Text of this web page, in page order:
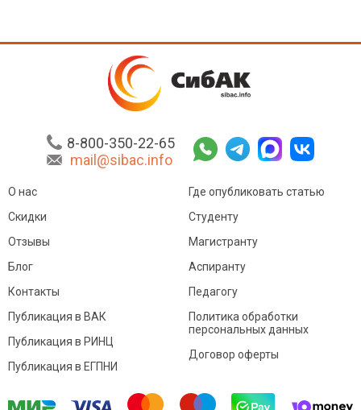
8-800-350-22-65
mail@sibac.info
О нас
Скидки
Отзывы
Блог
Контакты
Где опубликовать статью
Студенту
Магистранту
Аспиранту
Педагогу
Публикация в ВАК
Публикация в РИНЦ
Публикация в ЕГПНИ
Политика обработки
персональных данных
Договор оферты